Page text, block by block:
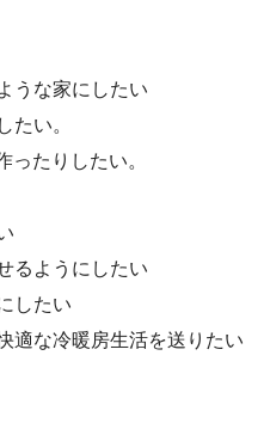
うな家にしたい
たい。
ったりしたい。
るようにしたい
したい
適な冷暖房生活を送りたい